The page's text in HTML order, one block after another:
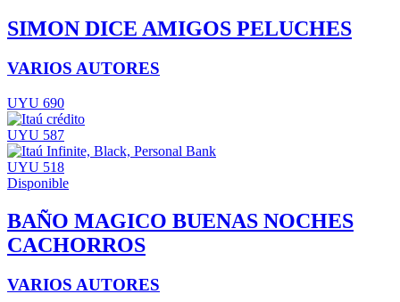
SIMON DICE AMIGOS PELUCHES
VARIOS AUTORES
UYU 690
UYU 587
UYU 518
Disponible
BAÑO MAGICO BUENAS NOCHES
CACHORROS
VARIOS AUTORES